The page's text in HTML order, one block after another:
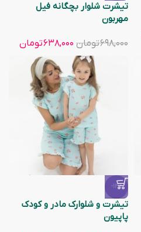
تیشرت شلوار بچگانه فیل
مهربون
۶۹۸,۰۰۰تومان ۶۳۸,۰۰۰تومان
-13%
تیشرت و شلوارک مادر و کودک
پاپیون